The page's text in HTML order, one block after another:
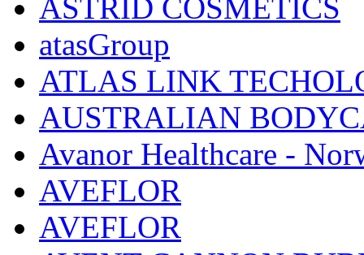
ASTRID COSMETICS
atasGroup
ATLAS LINK
AUSTRALIAN
Avanor Healthcare -
AVEFLOR
AVEFLOR